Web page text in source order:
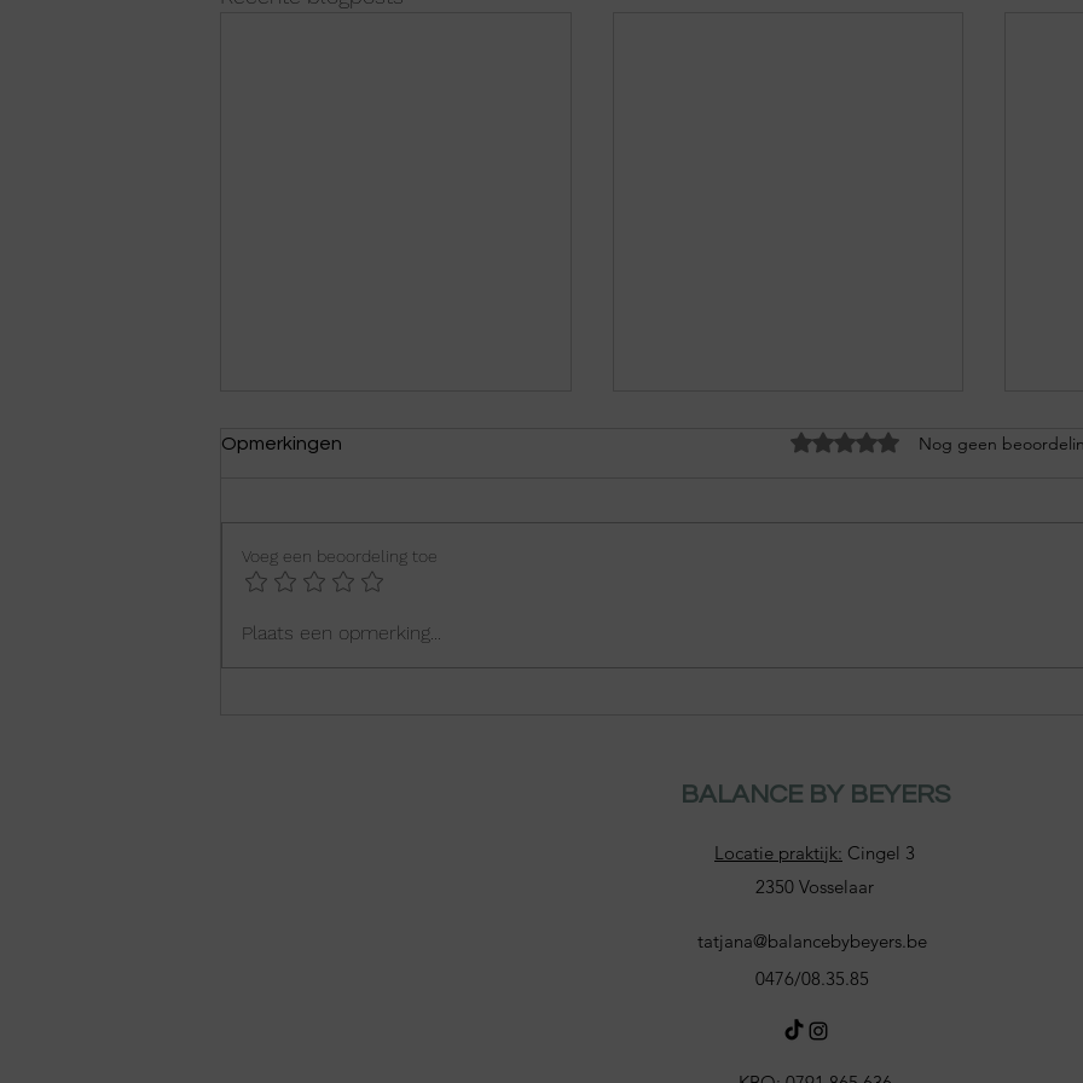
3 tips om met al die
'Sinterklaas'-chocolade om
Opmerkingen Beoordeeld met 0 uit 5
Nog geen
Voeg een beoordeling toe
Plaats een opmerking...
BALANCE BY BEYERS
Locatie praktijk: Cingel 3
2350 Vosselaar
tatjana@balancebybeyers.be
0476/08.35.85